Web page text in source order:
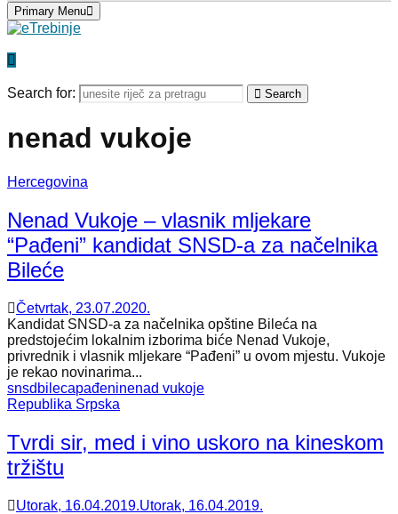
Primary Menu
Search for: Search
nenad vukoje
Hercegovina
Nenad Vukoje – vlasnik mljekare
“Pađeni” kandidat SNSD-a za načelnika
Bileće
Četvrtak, 23.07.2020.
Kandidat SNSD-a za načelnika opštine Bileća na
predstojećim lokalnim izborima biće Nenad Vukoje,
privrednik i vlasnik mljekare “Pađeni” u ovom mjestu. Vukoje
je rekao novinarima...
snsd bilecapađeninenad vukoje
Republika Srpska
Tvrdi sir, med i vino uskoro na kineskom
tržištu
Utorak, 16.04.2019.Utorak, 16.04.2019.